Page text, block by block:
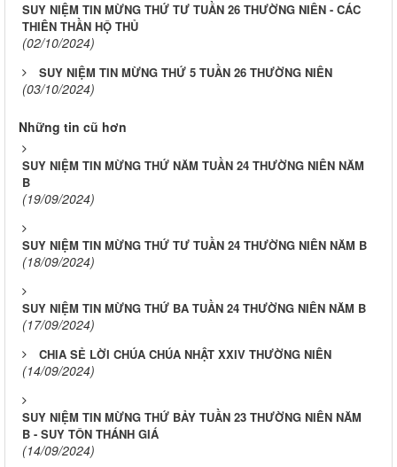
SUY NIỆM TIN MỪNG THỨ TƯ TUẦN 26 THƯỜNG NIÊN - CÁC
THIÊN THẦN HỘ THỦ
(02/10/2024)
SUY NIỆM TIN MỪNG THỨ 5 TUẦN 26 THƯỜNG NIÊN
(03/10/2024)
Những tin cũ hơn
SUY NIỆM TIN MỪNG THỨ NĂM TUẦN 24 THƯỜNG NIÊN NĂM
B
(19/09/2024)
SUY NIỆM TIN MỪNG THỨ TƯ TUẦN 24 THƯỜNG NIÊN NĂM B
(18/09/2024)
SUY NIỆM TIN MỪNG THỨ BA TUẦN 24 THƯỜNG NIÊN NĂM B
(17/09/2024)
CHIA SẺ LỜI CHÚA CHÚA NHẬT XXIV THƯỜNG NIÊN
(14/09/2024)
SUY NIỆM TIN MỪNG THỨ BẢY TUẦN 23 THƯỜNG NIÊN NĂM
B - SUY TÔN THÁNH GIÁ
(14/09/2024)